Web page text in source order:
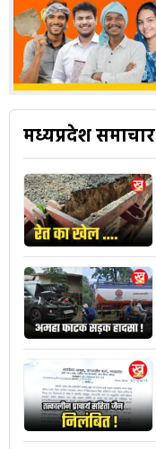
मध्यप्रदेश समाचार